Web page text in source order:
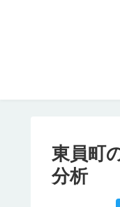
東員町
分析